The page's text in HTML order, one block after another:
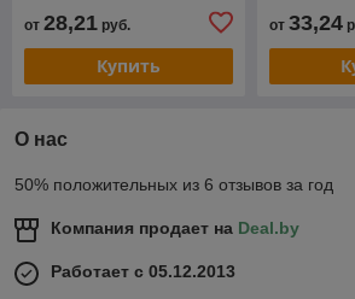
от 28,21 руб.
Купить
от 33,24
О нас
50% положительных из 6 отзывов за год
Компания продает на Deal.by
Работает с 05.12.2013